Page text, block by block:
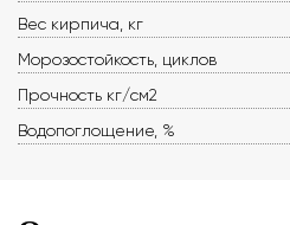
Вес кирпича, кг
Морозостойкость, циклов
Прочность кг/см2
Водопоглощение, %